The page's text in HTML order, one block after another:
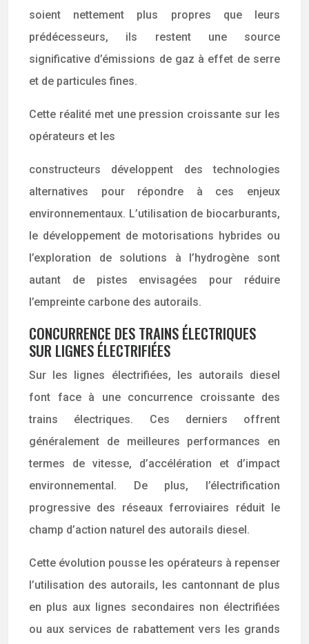
soient nettement plus propres que leurs
prédécesseurs, ils restent une source
significative d’émissions de gaz à effet de serre
et de particules fines.
Cette réalité met une pression croissante sur les
opérateurs et les
constructeurs développent des technologies
alternatives pour répondre à ces enjeux
environnementaux. L’utilisation de biocarburants,
le développement de motorisations hybrides ou
l’exploration de solutions à l’hydrogène sont
autant de pistes envisagées pour réduire
l’empreinte carbone des autorails.
CONCURRENCE DES TRAINS ÉLECTRIQUES
SUR LIGNES ÉLECTRIFIÉES
Sur les lignes électrifiées, les autorails diesel
font face à une concurrence croissante des
trains électriques. Ces derniers offrent
généralement de meilleures performances en
termes de vitesse, d’accélération et d’impact
environnemental. De plus, l’électrification
progressive des réseaux ferroviaires réduit le
champ d’action naturel des autorails diesel.
Cette évolution pousse les opérateurs à repenser
l’utilisation des autorails, les cantonnant de plus
en plus aux lignes secondaires non électrifiées
ou aux services de rabattement vers les grands